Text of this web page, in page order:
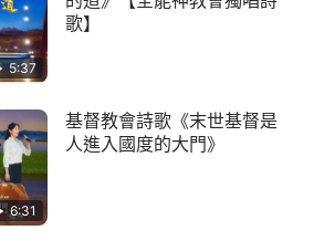
5:37
歌】
6:31
基督教會詩歌《末世基督是
人進入國度的大門》